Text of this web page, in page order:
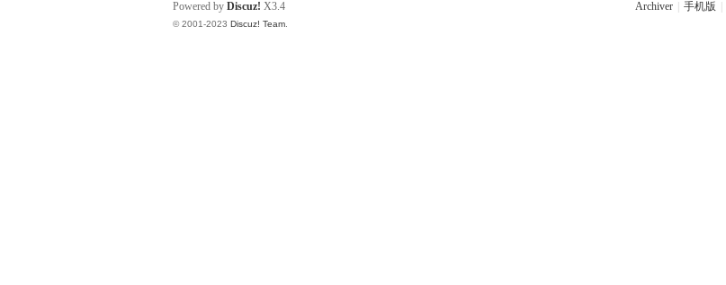
Archiver 手机版
Powered by Discuz! X3.4
© 2001-2023 Discuz! Team